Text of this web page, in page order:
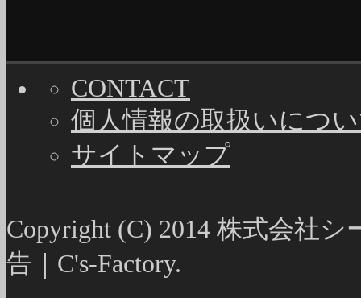
CONTACT
個人情報の取扱いにつ
サイトマップ
Copyright (C) 2014 株式会社
告｜C's-Factory.